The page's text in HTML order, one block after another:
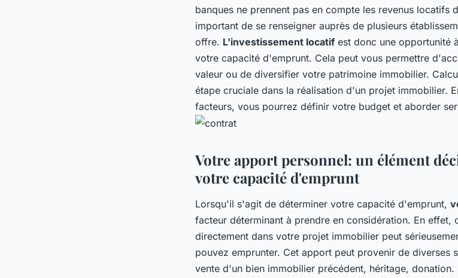
banques ne prennent pas en compte les revenus locatifs
important de se renseigner auprès de plusieurs
offre. L'investissement locatif est donc une opportunité
votre capacité d'emprunt. Cela peut vous permettre
valeur ou de diversifier votre patrimoine immobilier.
étape cruciale dans la réalisation d'un projet immobilier.
facteurs, vous pourrez définir votre budget et aborder
Votre apport personnel: un élément
votre capacité d'emprunt
Lorsqu'il s'agit de déterminer votre capacité d'emprunt,
facteur déterminant à prendre en considération. En effet,
directement dans votre projet immobilier peut
pouvez emprunter. Cet apport peut provenir de diverses
vente d'un bien immobilier précédent, héritage, donation.